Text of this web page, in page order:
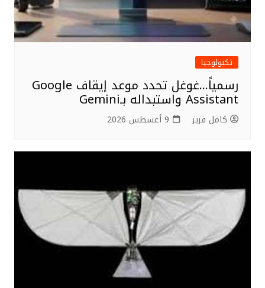
تكنولوجيا
رسمياً…غوغل تحدد موعد إيقاف Google
Assistant واستبداله بـGemini
كامل فزيز 9 أغسطس 2026